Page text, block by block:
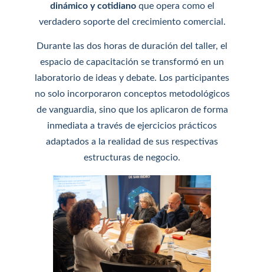
dinámico y cotidianoque opera como el
verdadero soporte del crecimiento comercial.
Durante las dos horas de duración del taller, el
espacio de capacitación se transformó en un
laboratorio de ideas y debate. Los participantes
no solo incorporaron conceptos metodológicos
de vanguardia, sino que los aplicaron de forma
inmediata a través de ejercicios prácticos
adaptados a la realidad de sus respectivas
estructuras de negocio.